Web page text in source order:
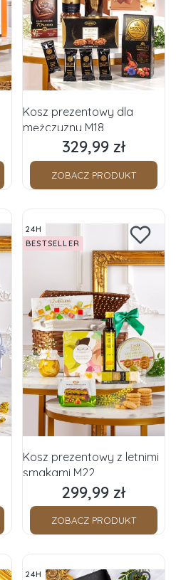
Kosz prezentowy dla
mężczyzny M18
Cena
329,99 zł
ZOBACZ PRODUKT
24H
BESTSELLER
Kosz prezentowy z letnimi
smakami M22
Cena
299,99 zł
ZOBACZ PRODUKT
24H